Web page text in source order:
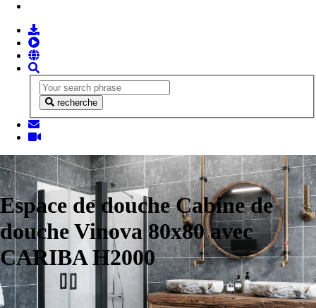
recherche
Espace de douche Cabine de
douche Vinova 80x80 avec
CARIBA H2000